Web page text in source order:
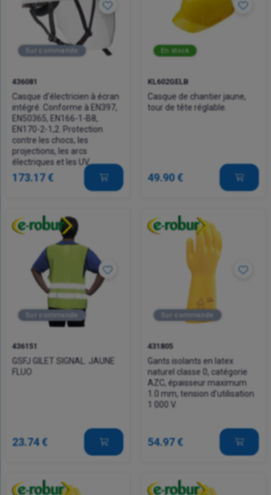
Sur commande
436081
Casque d'électricien à écran
intégré. Conforme à EN397,
EN50365, EN166-1-B8,
EN170-2-1,2. Protection
contre les chocs, les
projections, les arcs
électriques et les UV.
173.17 €
En stock
KL602GELB
Casque de chantier jaune,
tour de tête réglable.
49.90 €
Sur commande
436151
GSFJ GILET SIGNAL. JAUNE
FLUO
23.74 €
Sur commande
431805
Gants isolants en latex
naturel classe 0, catégorie
AZC, épaisseur maximum
1.0 mm, tension d'utilisation
1 000 V.
54.97 €